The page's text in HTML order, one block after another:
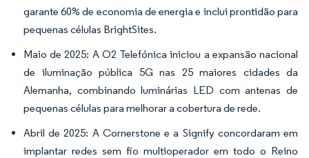
garante 60% de economia de energia e inclui prontidão para
pequenas células BrightSites.
Maio de 2025: A O2 Telefónica iniciou a expansão nacional
de iluminação pública 5G nas 25 maiores cidades da
Alemanha, combinando luminárias LED com antenas de
pequenas células para melhorar a cobertura de rede.
Abril de 2025: A Cornerstone e a Signify concordaram em
implantar redes sem fio multioperador em todo o Reino